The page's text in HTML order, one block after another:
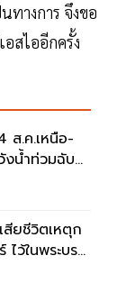
ทางการ จึงขอ
สไออีกครั้ง
ส.ค.เหนือ-
น้ำท่วมฉับ
ยชีวิตเหตุก
ไว้ในพระบรม